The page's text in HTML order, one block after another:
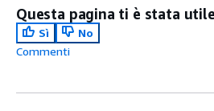
Questa pagina ti è stata
Sì
No
Commenti